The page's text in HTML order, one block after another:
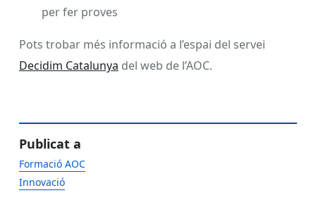
per fer proves
Pots trobar més informació a l’espai del servei
Decidim Catalunya del web de l’AOC.
Publicat a
Formació AOC
Innovació